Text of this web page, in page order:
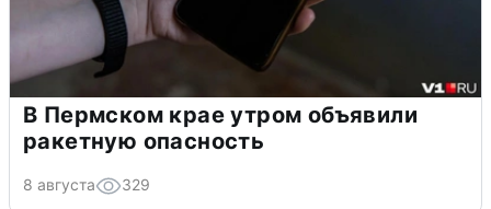
В Пермском крае утром объявили
ракетную опасность
8 августа 329